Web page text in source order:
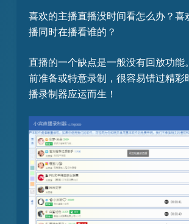
喜欢的主播直播没时间看怎么办？喜
播同时在播看谁的？
直播的一个缺点是一般没有回放功能
前准备或特意录制，很容易错过精彩
播录制器应运而生！